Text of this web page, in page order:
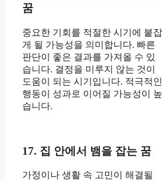
꿈
중요한 기회를 적절한 시기에 붙잡
게 될 가능성을 의미합니다. 빠른
판단이 좋은 결과를 가져올 수 있
습니다. 결정을 미루지 않는 것이
도움이 되는 시기입니다. 적극적인
행동이 성과로 이어질 가능성이 높
습니다.
17. 집 안에서 뱀을 잡는 꿈
가정이나 생활 속 고민이 해결될